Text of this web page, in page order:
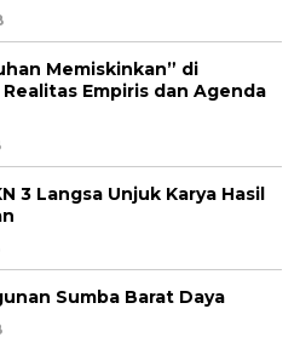
Memiskinkan” di
Empiris dan Agenda
3 Langsa Unjuk Karya Hasil
Sumba Barat Daya